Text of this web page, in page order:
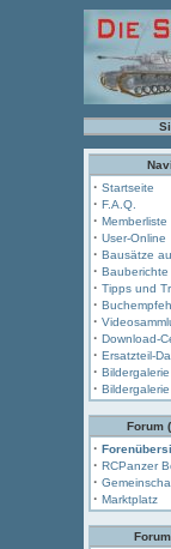
· Startseite
· F.A.Q.
· Memberliste
· User-Online
· Bausätze
· Bauberichte
· Tipps und
·
·
· Download-
· Ersatzteil-
·
·
Forum
·
· RCPanzer
·
· Marktplatz